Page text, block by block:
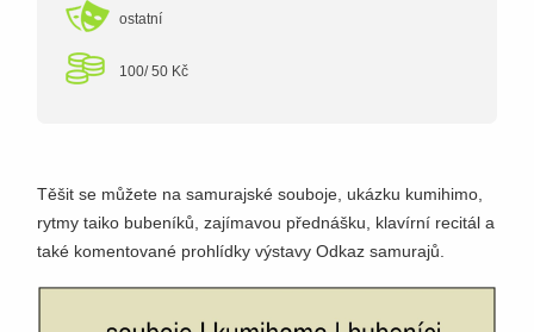
ostatní
100/ 50 Kč
Těšit se můžete na samurajské souboje, ukázku kumihimo,
rytmy taiko bubeníků, zajímavou přednášku, klavírní recitál a
také komentované prohlídky výstavy Odkaz samurajů.